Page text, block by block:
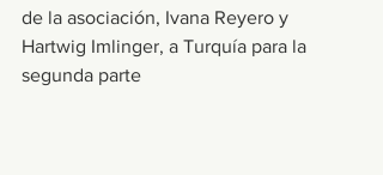
de la asociación, Ivana Reyero y
Hartwig Imlinger, a Turquía para la
segunda parte